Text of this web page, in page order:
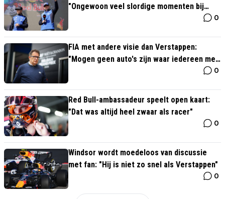
"Ongewoon veel slordige momenten bij
0
FIA met andere visie dan Verstappen:
"Mogen geen auto's zijn waar iedereen mee
0
Red Bull-ambassadeur speelt open kaart:
"Dat was altijd heel zwaar als racer"
0
Windsor wordt moedeloos van discussie
met fan: "Hij is niet zo snel als Verstappen"
0